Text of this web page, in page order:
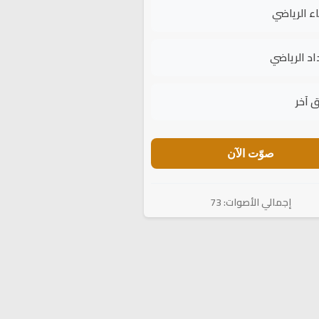
الرياضي
الرياضي
آخر
صوّت الآن
إجمالي الأصوات: 73